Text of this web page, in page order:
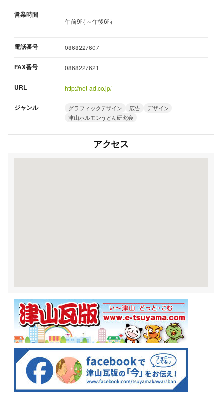
営業時間
午前9時～午後6時
電話番号 0868227607
FAX番号 0868227621
URL http://net-ad.co.jp/
ジャンル グラフィックデザイン 広告
デザイン
津山ホルモンうどん研究会
アクセス